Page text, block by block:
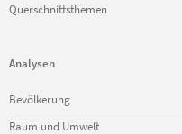
Querschnittsthemen
Analysen
Navigation
überspringen
Bevölkerung
Raum und Umwelt